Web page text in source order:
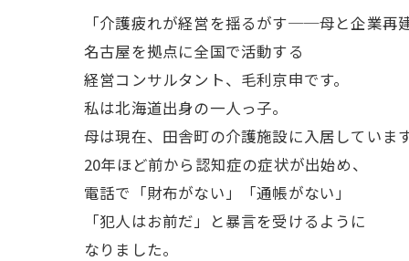
「介護疲れが経営を揺るがす──母と企業再
名古屋を拠点に全国で活動する
経営コンサルタント、毛利京申です。
私は北海道出身の一人っ子。
母は現在、田舎町の介護施設に入居しています
20年ほど前から認知症の症状が出始め、
電話で「財布がない」「通帳がない」
「犯人はお前だ」と暴言を受けるように
なりました。